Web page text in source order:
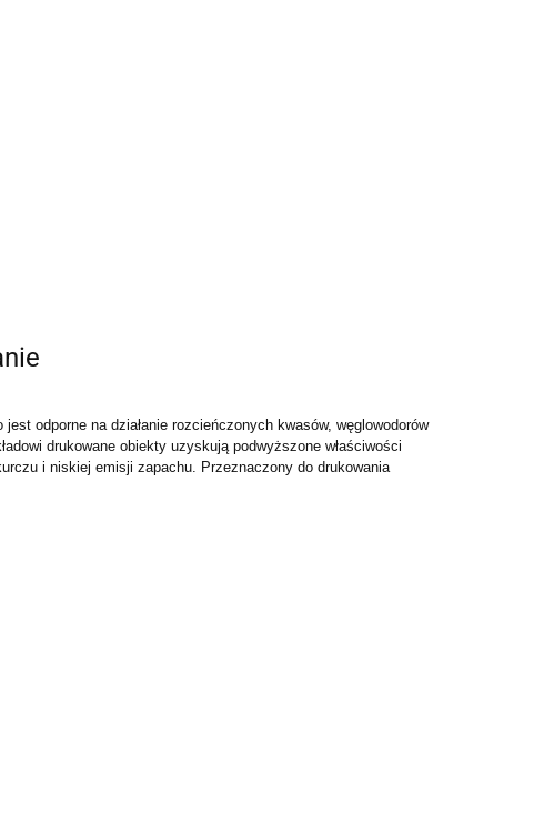
odporne na działanie rozcieńczonych kwasów, węglowodorów
drukowane obiekty uzyskują podwyższone właściwości
i niskiej emisji zapachu. Przeznaczony do drukowania